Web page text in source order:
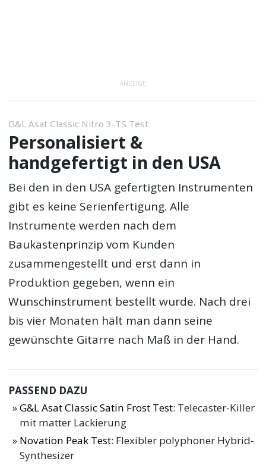
ANZEIGE
G&L Asat Classic Nitro 3-TS Test
Personalisiert &
handgefertigt in den USA
Bei den in den USA gefertigten Instrumenten
gibt es keine Serienfertigung. Alle
Instrumente werden nach dem
Baukastenprinzip vom Kunden
zusammengestellt und erst dann in
Produktion gegeben, wenn ein
Wunschinstrument bestellt wurde. Nach drei
bis vier Monaten hält man dann seine
gewünschte Gitarre nach Maß in der Hand.
PASSEND DAZU
G&L Asat Classic Satin Frost Test: Telecaster-Killer
mit matter Lackierung
Novation Peak Test: Flexibler polyphoner Hybrid-
Synthesizer